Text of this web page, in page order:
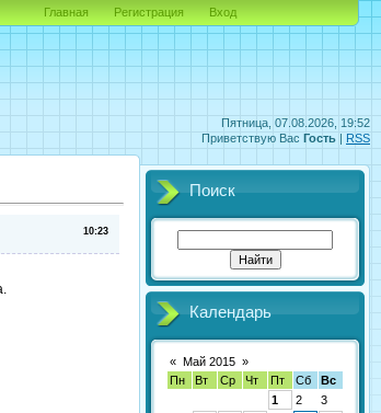
Пятница, 07.08.2026, 19:52
Приветствую Вас Гость | RSS
Главная Регистрация Вход
10:23
Поиск
Календарь
« Май 2015 »
Пн
Вт Ср Чт Пт Сб
Вс
1
2
3